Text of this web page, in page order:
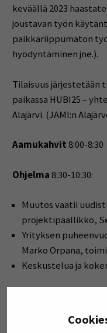
keväällä 2023
joustavan työn
paikkariippumaton
hyödyntäminen jne.).
Tilaisuus järjestetään
paikassa HUBI25 –
Alajärvi. (JAMI:n
Aamukahvit8:00-8:30
Ohjelma8:30-10:30:
Muutos vaatii
projektipäällikkö,
Yrityksen
Marko Orpana,
Keskustelua ja
opiskelijan